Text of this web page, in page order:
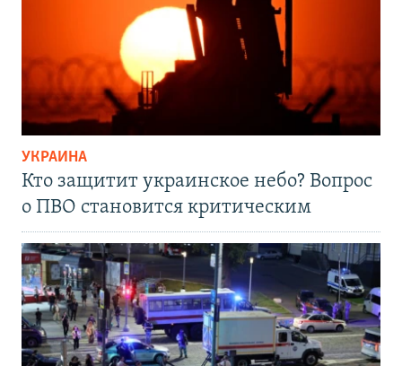
УКРАИНА
Кто защитит украинское небо? Вопрос
о ПВО становится критическим